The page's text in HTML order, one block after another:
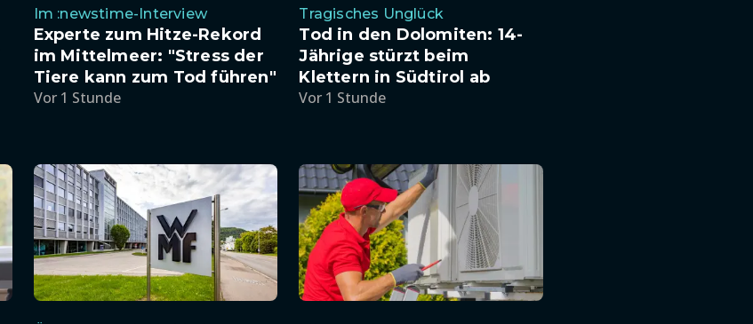
Im :newstime-Interview
Experte zum Hitze-Rekord
im Mittelmeer: "Stress der
Tiere kann zum Tod führen"
Vor 1 Stunde
Tragisches Unglück
Tod in den Dolomiten: 14-
Jährige stürzt beim
Klettern in Südtirol ab
Vor 1 Stunde